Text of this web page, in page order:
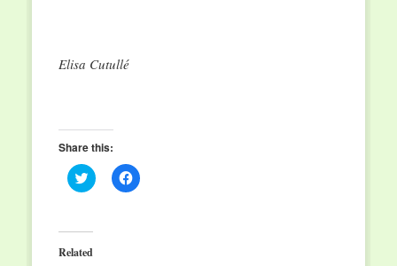
Elisa Cutullé
Share this:
Click
to
(Opens
in
new
Click
to
Related